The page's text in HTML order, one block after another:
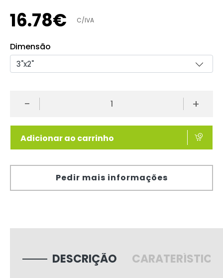
16.78€ C/IVA
Dimensão
- +
Adicionar ao carrinho
Pedir mais informações
DESCRIÇÃO